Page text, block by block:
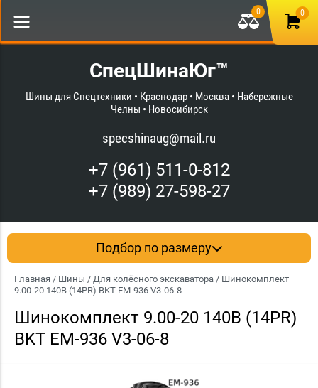
0
0
СпецШинаЮг™
Шины для Спецтехники • Краснодар • Москва • Набережные
Челны • Новосибирск
specshinaug@mail.ru
+7 (961) 511-0-812
+7 (989) 27-598-27
Подбор по размеру
Главная / Шины / Для колёсного экскаватора / Шинокомплект
9.00-20 140B (14PR) BKT EM-936 V3-06-8
Шинокомплект 9.00-20 140B (14PR)
BKT EM-936 V3-06-8